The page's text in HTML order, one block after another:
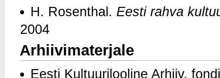
H. Rosenthal. Eesti rahva
2004
Arhiivimaterjale
Eesti Kultuurilooline Arhiiv,